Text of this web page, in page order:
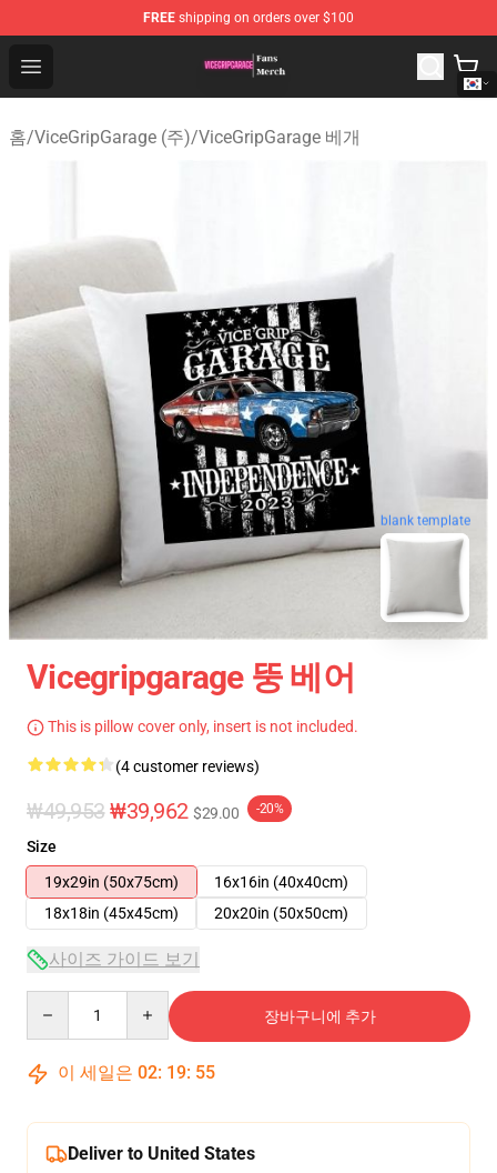
FREE shipping on orders over $100
Open menu
ViceGripGarage Store - Official ViceGripGarage
홈/ViceGripGarage (주)/ViceGripGarage 베개
blank template
Vicegripgarage 뚱 베어
This is pillow cover only, insert is not included.
(4 customer reviews)
₩49,953 ₩39,962 $29.00 -20%
Size
19x29in (50x75cm)
16x16in (40x40cm)
18x18in (45x45cm)
20x20in (50x50cm)
사이즈 가이드 보기
장바구니에 추가
이 세일은 02: 19: 54
Deliver to United States